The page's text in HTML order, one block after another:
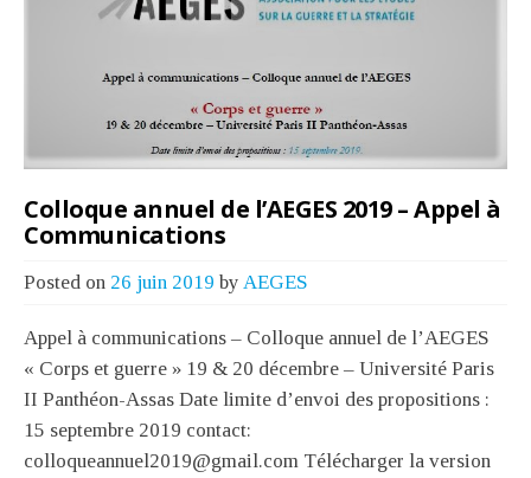
Colloque annuel de l’AEGES 2019 – Appel à
Communications
Posted on 26 juin 2019 by AEGES
Appel à communications – Colloque annuel de l’AEGES
« Corps et guerre » 19 & 20 décembre – Université Paris
II Panthéon-Assas Date limite d’envoi des propositions :
15 septembre 2019 contact:
colloqueannuel2019@gmail.com Télécharger la version